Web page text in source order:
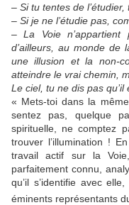
– Si tu tentes de l’étudier,
– Si je ne l’étudie pas,
–La Voie
d’ailleurs, au monde de
une illusion et la non-
atteindre le vrai chemin,
Le ciel, tu ne dis pas
« Mets-toi dans la
sentez pas, quelque
spirituelle, ne comptez
trouver l’illumination !
travail actif sur la
parfaitement connu,
qu’il s’identifie avec
éminents représentants